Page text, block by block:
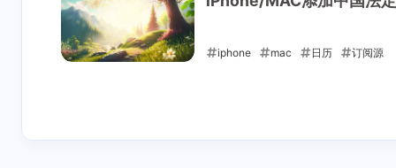
iphone mac 日历 订阅源